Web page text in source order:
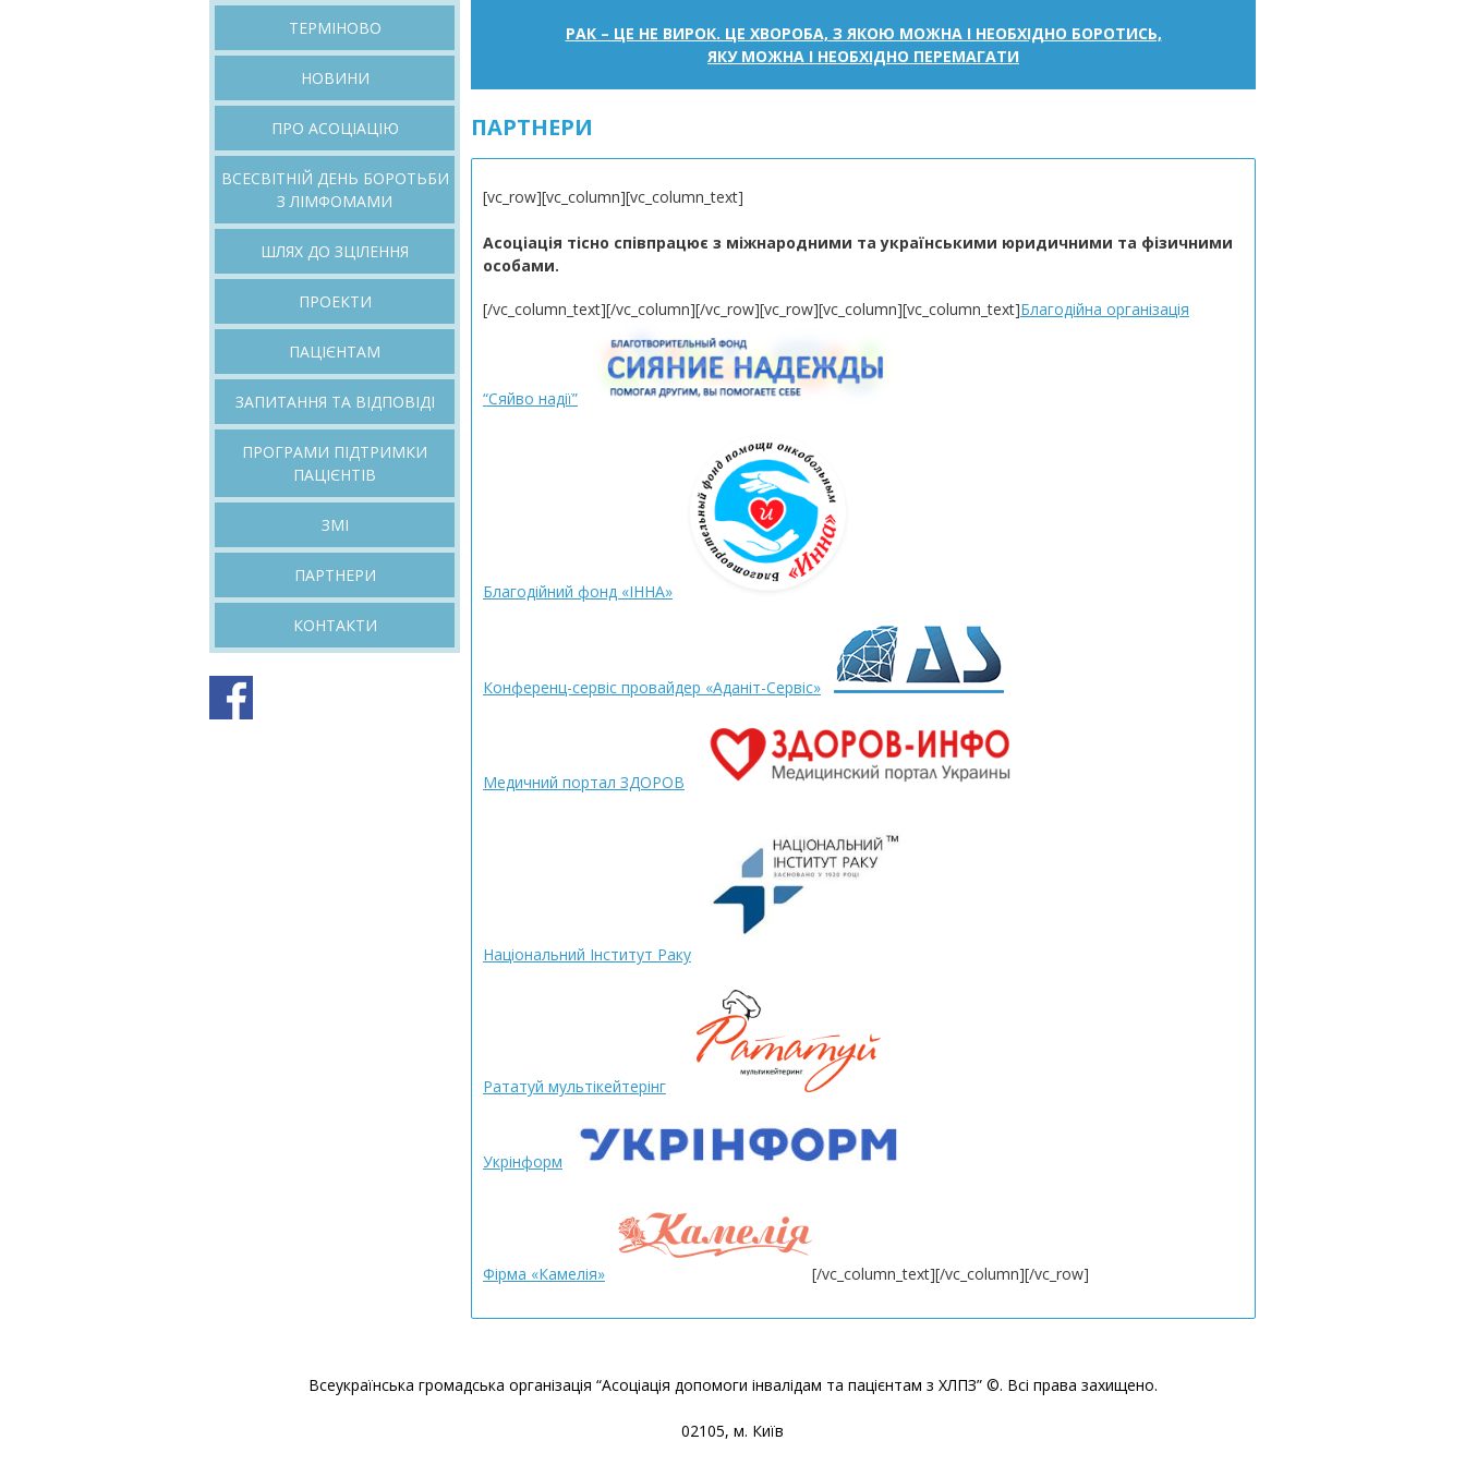
Перейти
вмісту
ТЕРМІНОВО
НОВИНИ
ПРО АСОЦІАЦІЮ
ВСЕСВІТНІЙ ДЕНЬ БОРОТЬБИ
З ЛІМФОМАМИ
ШЛЯХ ДО ЗЦІЛЕННЯ
ПРОЕКТИ
ПАЦІЄНТАМ
ЗАПИТАННЯ ТА ВІДПОВІДІ
ПРОГРАМИ ПІДТРИМКИ
ПАЦІЄНТІВ
ЗМІ
ПАРТНЕРИ
КОНТАКТИ
РАК – ЦЕ НЕ ВИРОК. ЦЕ ХВОРОБА, З ЯКОЮ МОЖНА І НЕОБХІДНО БОРОТИСЬ,
ЯКУ МОЖНА І НЕОБХІДНО ПЕРЕМАГАТИ
ПАРТНЕРИ
[vc_row][vc_column][vc_column_text]
Асоціація тісно співпрацює з міжнародними та українськими юридичними та фізичними
особами.
[/vc_column_text][/vc_column][/vc_row][vc_row][vc_column][vc_column_text]Благодійна організація
“Сяйво надії”
Благодійний фонд «ІННА»
Конференц-сервіс провайдер «Аданіт-Сервіс»
Медичний портал ЗДОРОВ
Національний Інститут Раку
Рататуй мультікейтерінг
Укрінформ
Фірма «Камелія» [/vc_column_text][/vc_column][/vc_row]
Всеукраїнська громадська організація “Асоціація допомоги інвалідам та пацієнтам з ХЛПЗ” ©. Всі права захищено.
02105, м. Київ